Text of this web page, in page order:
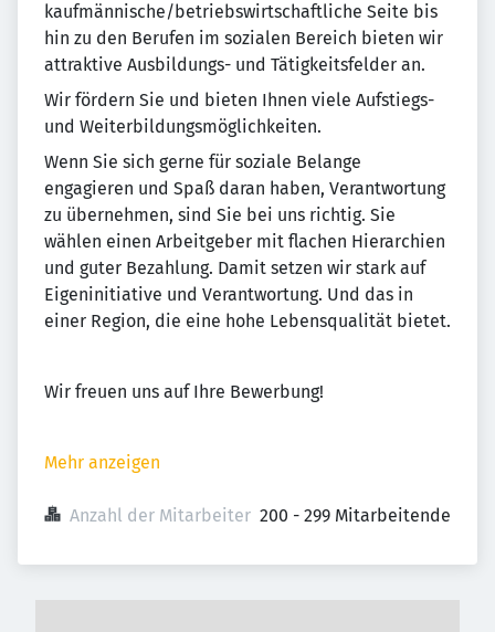
kaufmännische/betriebswirtschaftliche Seite bis
hin zu den Berufen im sozialen Bereich bieten wir
attraktive Ausbildungs- und Tätigkeitsfelder an.
Wir fördern Sie und bieten Ihnen viele Aufstiegs-
und Weiterbildungsmöglichkeiten.
Wenn Sie sich gerne für soziale Belange
engagieren und Spaß daran haben, Verantwortung
zu übernehmen, sind Sie bei uns richtig. Sie
wählen einen Arbeitgeber mit flachen Hierarchien
und guter Bezahlung. Damit setzen wir stark auf
Eigeninitiative und Verantwortung. Und das in
einer Region, die eine hohe Lebensqualität bietet.
Wir freuen uns auf Ihre Bewerbung!
Mehr anzeigen
Anzahl der Mitarbeiter 200 - 299 Mitarbeitende